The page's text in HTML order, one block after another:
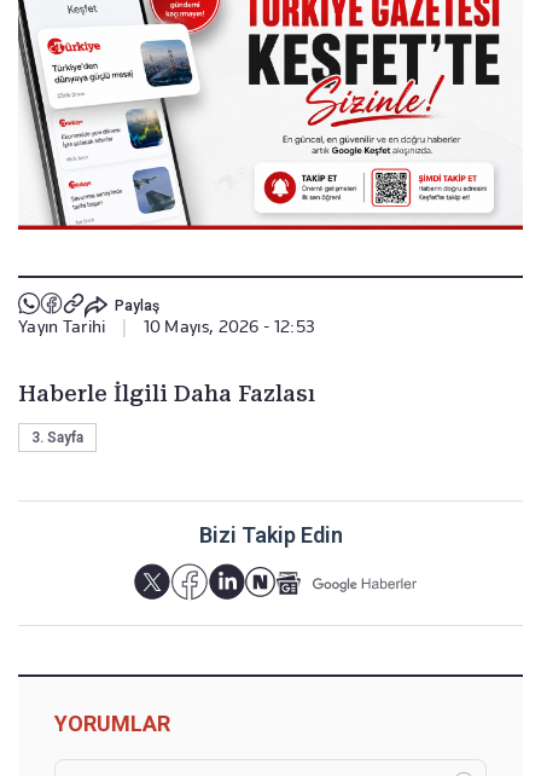
Paylaş
Yayın Tarihi 10 Mayıs, 2026 - 12:53
Haberle İlgili Daha Fazlası
3. Sayfa
Bizi Takip Edin
YORUMLAR